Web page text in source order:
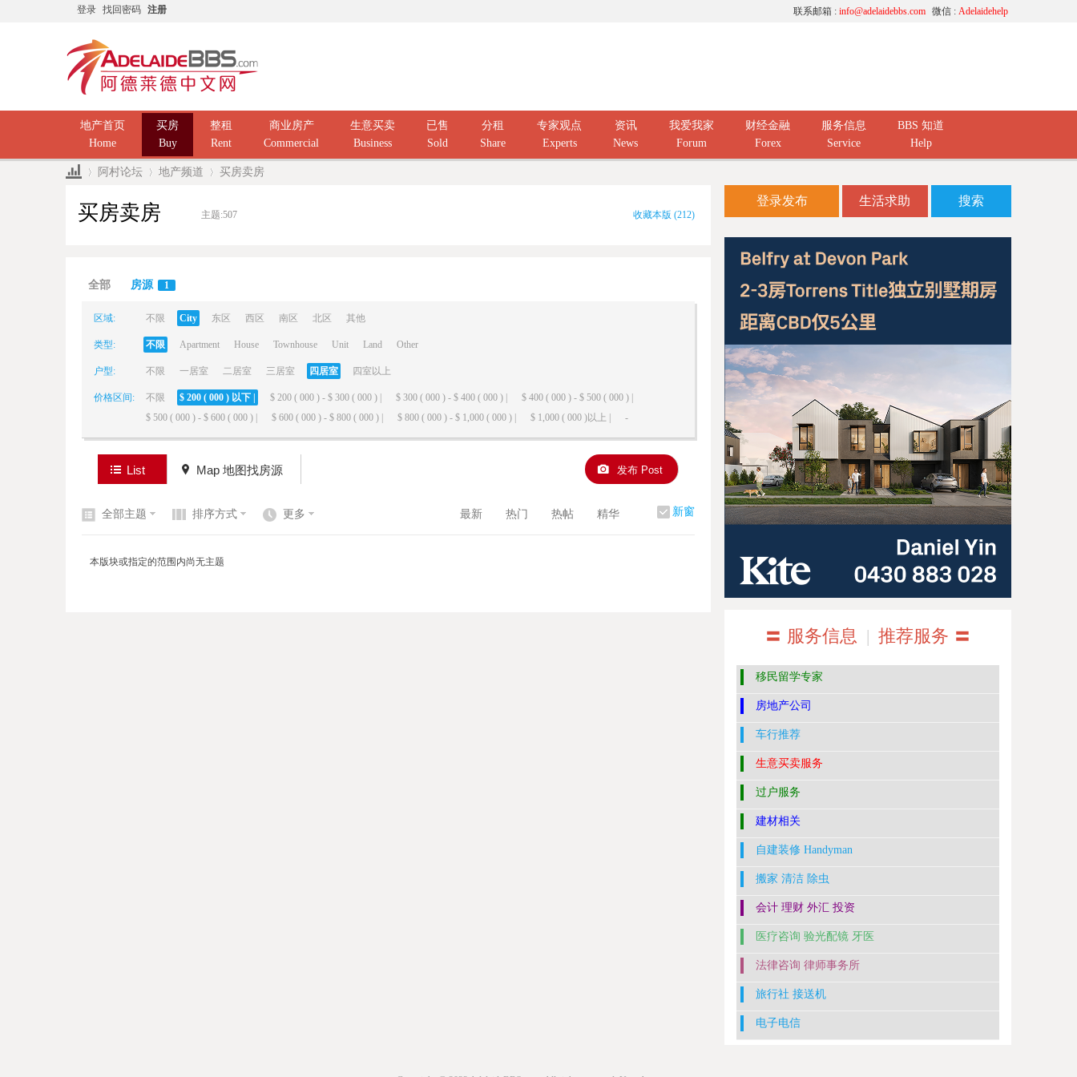
登录 找回密码 注册 微信 : Adelaidehelp
联系邮箱 : info@adelaidebbs.com
地产首页
Home
买房
Buy
整租
Rent
商业房产
Commercial
生意买卖
Business
已售
Sold
分租
Share
专家观点
Experts
资讯
News
我爱我家
Forum
财经金融
Forex
服务信息
Service
BBS 知道
Help
阿村论坛 地产频道 买房卖房
买房卖房 主题:507 收藏本版 (212)
全部 房源 1
区域: 不限 City 东区 西区 南区 北区 其他
类型: 不限 Apartment House Townhouse Unit Land Other
户型: 不限 一居室 二居室 三居室 四居室 四室以上
价格区间: 不限 $ 200 ( 000 ) 以下 | $ 200 ( 000 ) - $ 300 ( 000 ) | $ 300 ( 000 ) - $ 400 ( 000 ) |
$ 400 ( 000 ) - $ 500 ( 000 ) |
$ 500 ( 000 ) - $ 600 ( 000 ) |
$ 600 ( 000 ) - $ 800 ( 000 ) | $ 800 ( 000 ) - $ 1,000 ( 000 ) | $ 1,000 ( 000 )以上 | -
List Map 地图找房源 发布 Post
新窗
全部主题 排序方式 更多 最新 热门 热帖 精华
本版块或指定的范围内尚无主题
登录发布 生活求助 搜索
〓 服务信息 | 推荐服务 〓
移民留学专家
房地产公司
车行推荐
生意买卖服务
过户服务
建材相关
自建装修 Handyman
搬家 清洁 除虫
会计 理财 外汇 投资
医疗咨询 验光配镜 牙医
法律咨询 律师事务所
旅行社 接送机
电子电信